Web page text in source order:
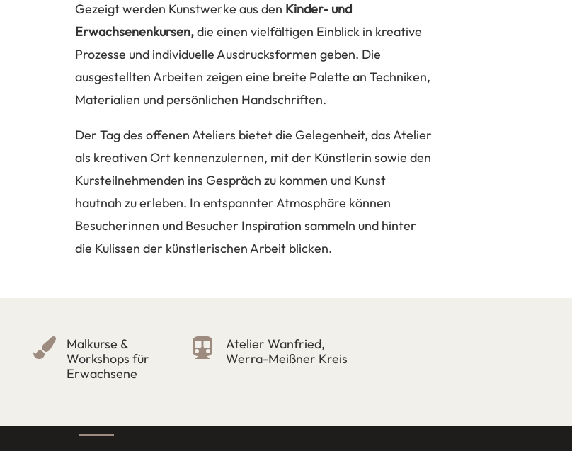
Gezeigt werden Kunstwerke aus den Kinder- und
Erwachsenenkursen,die einen vielfältigen Einblick in kreative
Prozesse und individuelle Ausdrucksformen geben. Die
ausgestellten Arbeiten zeigen eine breite Palette an Techniken,
Materialien und persönlichen Handschriften.
Der Tag des offenen Ateliers bietet die Gelegenheit, das Atelier
als kreativen Ort kennenzulernen, mit der Künstlerin sowie den
Kursteilnehmenden ins Gespräch zu kommen und Kunst
hautnah zu erleben. In entspannter Atmosphäre können
Besucherinnen und Besucher Inspiration sammeln und hinter
die Kulissen der künstlerischen Arbeit blicken.

Malkurse &
Workshops für
Erwachsene

Atelier Wanfried,
Werra-Meißner Kreis